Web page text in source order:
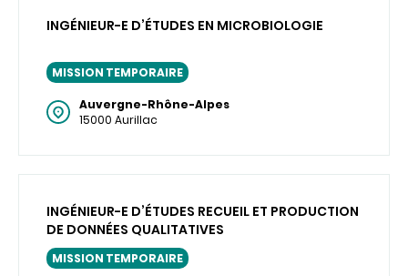
INGÉNIEUR-E D’ÉTUDES EN MICROBIOLOGIE
MISSION TEMPORAIRE
Auvergne-Rhône-Alpes
15000 Aurillac
INGÉNIEUR-E D’ÉTUDES RECUEIL ET PRODUCTION
DE DONNÉES QUALITATIVES
MISSION TEMPORAIRE